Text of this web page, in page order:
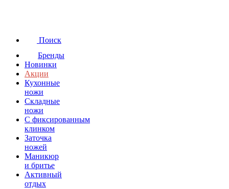
Поиск
Бренды
Новинки
Акции
Кухонные
ножи
Складные
ножи
C фиксированным
клинком
Заточка
ножей
Маникюр
и бритье
Активный
отдых